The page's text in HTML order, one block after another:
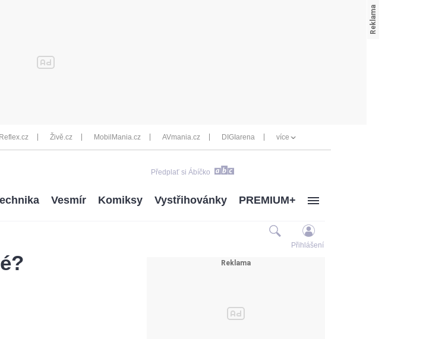
Reflex.cz Živě.cz MobilMania.cz AVmania.cz DIGIarena více
Předplať si Ábíčko
Vesmír Komiksy Vystřihovánky PREMIUM+
Přihlášení